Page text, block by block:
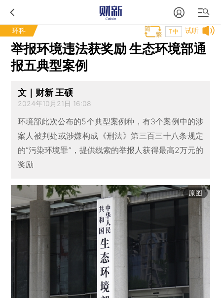
环科 试听
T中
举报环境违法获奖励 生态环境部通
报五典型案例
文｜财新 王硕
2024年10月21日 16:08
环境部此次公布的5个典型案例种，有3个案例中的涉
案人被判处或涉嫌构成《刑法》第三百三十八条规定
的“污染环境罪”，提供线索的举报人获得最高2万元的
奖励
原图